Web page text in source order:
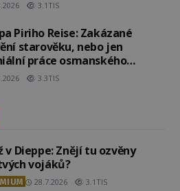
3.1TIS
Piriho Reise: Zakázané
starověku, nebo jen
práce osmanského
3.3TIS
v Dieppe: Znějí tu ozvěny
vojáků?
28.7.2026 3.1TIS